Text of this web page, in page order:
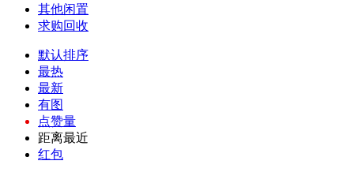
其他闲置
求购回收
默认排序
最热
最新
有图
点赞量
距离最近
红包